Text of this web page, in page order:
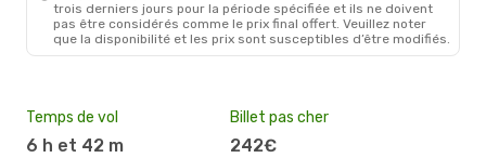
trois derniers jours pour la période spécifiée et ils ne doivent
pas être considérés comme le prix final offert. Veuillez noter
que la disponibilité et les prix sont susceptibles d’être modifiés.
Temps de vol
6 h et 42 m
Billet pas cher
242€